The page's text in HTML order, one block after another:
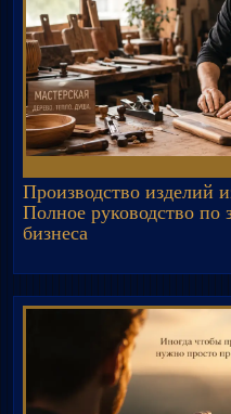
Производство изделий
Полное руководство по
бизнеса